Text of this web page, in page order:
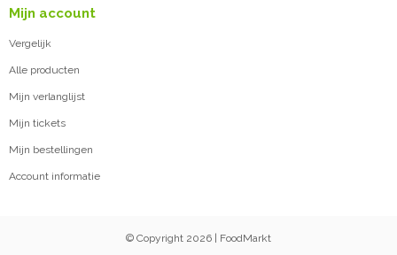
Mijn account
Vergelijk
Alle producten
Mijn verlanglijst
Mijn tickets
Mijn bestellingen
Account informatie
© Copyright 2026 | FoodMarkt